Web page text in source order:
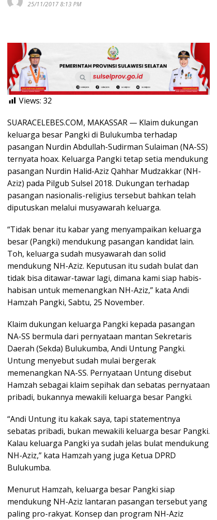
25/11/2017 8:13 PM
Views: 32
SUARACELEBES.COM, MAKASSAR — Klaim dukungan
keluarga besar Pangki di Bulukumba terhadap
pasangan Nurdin Abdullah-Sudirman Sulaiman (NA-SS)
ternyata hoax. Keluarga Pangki tetap setia mendukung
pasangan Nurdin Halid-Aziz Qahhar Mudzakkar (NH-
Aziz) pada Pilgub Sulsel 2018. Dukungan terhadap
pasangan nasionalis-religius tersebut bahkan telah
diputuskan melalui musyawarah keluarga.
“Tidak benar itu kabar yang menyampaikan keluarga
besar (Pangki) mendukung pasangan kandidat lain.
Toh, keluarga sudah musyawarah dan solid
mendukung NH-Aziz. Keputusan itu sudah bulat dan
tidak bisa ditawar-tawar lagi, dimana kami siap habis-
habisan untuk memenangkan NH-Aziz,” kata Andi
Hamzah Pangki, Sabtu, 25 November.
Klaim dukungan keluarga Pangki kepada pasangan
NA-SS bermula dari pernyataan mantan Sekretaris
Daerah (Sekda) Bulukumba, Andi Untung Pangki.
Untung menyebut sudah mulai bergerak
memenangkan NA-SS. Pernyataan Untung disebut
Hamzah sebagai klaim sepihak dan sebatas pernyataan
pribadi, bukannya mewakili keluarga besar Pangki.
“Andi Untung itu kakak saya, tapi statementnya
sebatas pribadi, bukan mewakili keluarga besar Pangki.
Kalau keluarga Pangki ya sudah jelas bulat mendukung
NH-Aziz,” kata Hamzah yang juga Ketua DPRD
Bulukumba.
Menurut Hamzah, keluarga besar Pangki siap
mendukung NH-Aziz lantaran pasangan tersebut yang
paling pro-rakyat. Konsep dan program NH-Aziz